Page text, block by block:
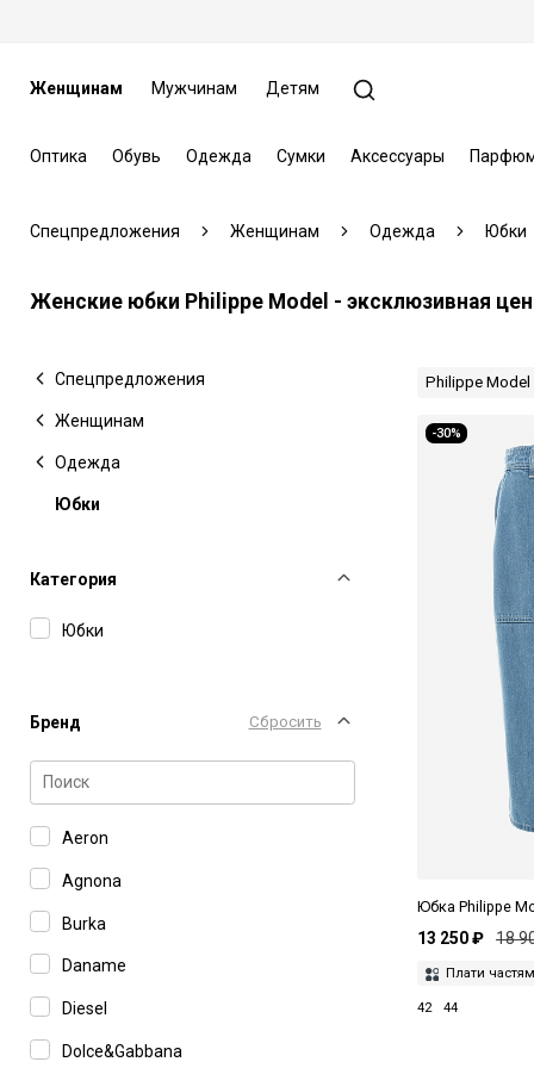
Женщинам Мужчинам Детям
Оптика Обувь Одежда Сумки Аксессуары
Спецпредложения Женщинам Одежда Юбки
Женские юбки Philippe Model - эксклюзивная
Спецпредложения
Женщинам
Одежда
Юбки
Категория
Юбки
Бренд Сбросить
Aeron
Agnona
Burka
Daname
Diesel
Dolce&Gabbana
Philippe Model
-30%
Юбка Philippe
13 250 ₽ 18
Плати
42 44